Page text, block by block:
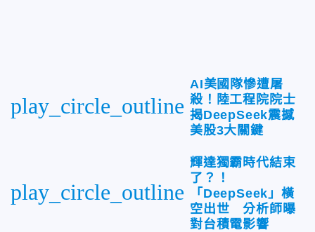
play_circle_outline
AI美國隊慘遭屠
殺！陸工程院院士
揭DeepSeek震撼
美股3大關鍵
play_circle_outline
輝達獨霸時代結束
了？！
「DeepSeek」橫
空出世 分析師曝
對台積電影響